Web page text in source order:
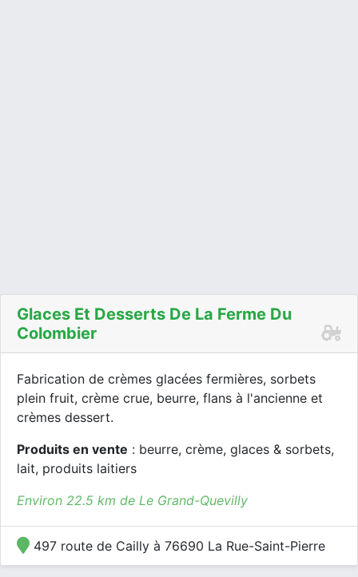
Glaces Et Desserts De La Ferme Du
Colombier
Fabrication de crèmes glacées fermières, sorbets
plein fruit, crème crue, beurre, flans à l'ancienne et
crèmes dessert.
Produits en vente : beurre, crème, glaces & sorbets,
lait, produits laitiers
Environ 22.5 km de Le Grand-Quevilly
497 route de Cailly à 76690 La Rue-Saint-Pierre